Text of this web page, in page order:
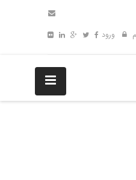
ورود